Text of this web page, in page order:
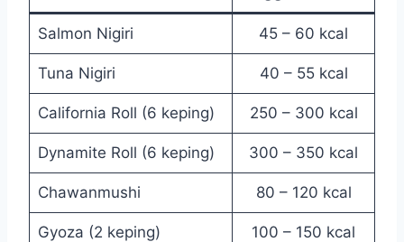
Salmon Nigiri 45 – 60 kcal
Tuna Nigiri 40 – 55 kcal
California Roll (6 keping) 250 – 300 kcal
Dynamite Roll (6 keping) 300 – 350 kcal
Chawanmushi 80 – 120 kcal
Gyoza (2 keping) 100 – 150 kcal